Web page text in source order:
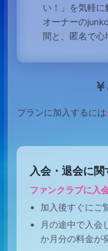
い！」を気軽に
オーナーの
間と、匿名で心
プランに加入するには
入会・退会に
ファンクラブに入
加入後すぐにご
月の途中で入会
か月分の料金が